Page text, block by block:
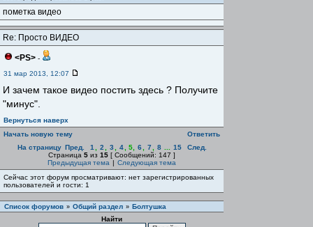
пометка видео
Re: Просто ВИДЕО
<PS> -
31 мар 2013, 12:07
И зачем такое видео постить здесь ? Получите
"минус".
Вернуться наверх
Начать новую тему
Ответить
На страницу Пред. 1 2 3 4 5, 6 7 8 15
След.
Страница 5 из 15 [ Сообщений: 147 ]
Предыдущая тема | Следующая тема
Сейчас этот форум просматривают: нет зарегистрированных
пользователей и гости: 1
Список форумов » Общий раздел » Болтушка
Найти